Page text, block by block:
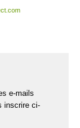
e-mails
inscrire ci-